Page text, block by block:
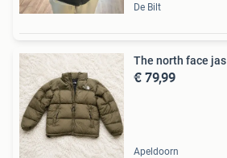
De Bilt
The north face jas
€ 79,99
Apeldoorn